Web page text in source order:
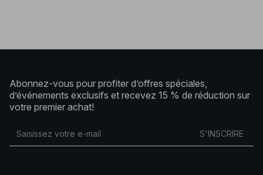
Abonnez-vous pour profiter d’offres spéciales,
d’événements exclusifs et recevez 15 % de réduction sur
votre premier achat!
S'INSCRIRE